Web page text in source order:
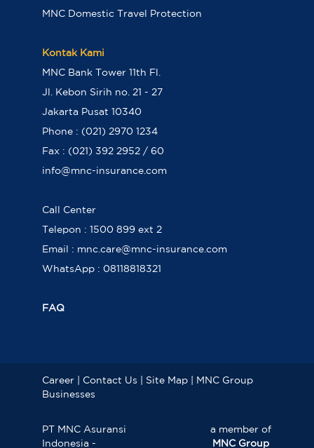
MNC Domestic Travel Protection
Kontak Kami
MNC Bank Tower 11th Fl.
Jl. Kebon Sirih no. 21 - 27
Jakarta Pusat 10340
Phone : (021) 2970 1234
Fax : (021) 392 2952 / 60
info@mnc-insurance.com
Call Center
Telepon : 1500 899 ext 2
Email : mnc.care@mnc-insurance.com
WhatsApp : 08118818321
FAQ
Career| Contact Us Site Map|
MNC Group
Businesses
PT MNC Asuransi
Indonesia -
a member of
MNC Group